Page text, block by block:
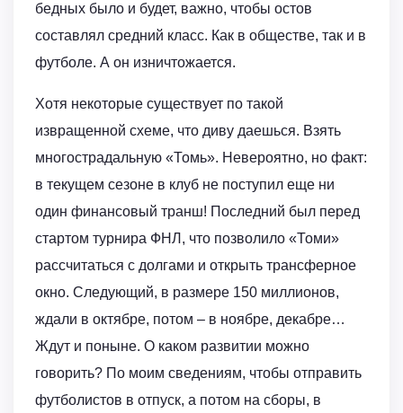
бедных было и будет, важно, чтобы остов
составлял средний класс. Как в обществе, так и в
футболе. А он изничтожается.
Хотя некоторые существует по такой
извращенной схеме, что диву даешься. Взять
многострадальную «Томь». Невероятно, но факт:
в текущем сезоне в клуб не поступил еще ни
один финансовый транш! Последний был перед
стартом турнира ФНЛ, что позволило «Томи»
рассчитаться с долгами и открыть трансферное
окно. Следующий, в размере 150 миллионов,
ждали в октябре, потом – в ноябре, декабре…
Ждут и поныне. О каком развитии можно
говорить? По моим сведениям, чтобы отправить
футболистов в отпуск, а потом на сборы, в